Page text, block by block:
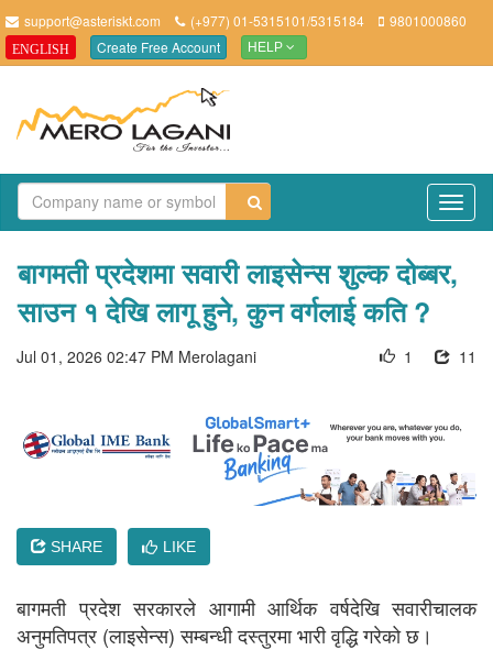
support@asteriskt.com (+977) 01-5315101/5315184 9801000860
ENGLISH Create Free Account HELP
बागमती प्रदेशमा सवारी लाइसेन्स शुल्क दोब्बर,
साउन १ देखि लागू हुने, कुन वर्गलाई कति ?
Jul 01, 2026 02:47 PM Merolagani 11
1
SHARE LIKE
बागमती प्रदेश सरकारले आगामी आर्थिक वर्षदेखि सवारीचालक
अनुमतिपत्र (लाइसेन्स) सम्बन्धी दस्तुरमा भारी वृद्धि गरेको छ।